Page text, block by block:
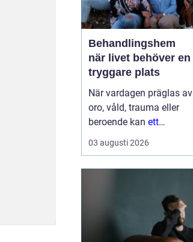
Behandlingshem
när livet behöver en
tryggare plats
När vardagen präglas av
oro, våld, trauma eller
beroende kan ett
Behandlingshem bli
trygga punkt som
bara om att få tak över
huvudet, utan om att få
skydd, professi...
03 augusti 2026